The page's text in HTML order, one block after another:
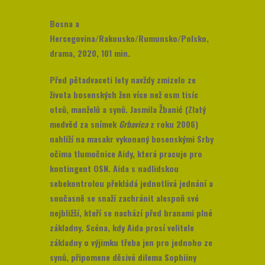
Bosna a
Hercegovina/Rakousko/Rumunsko/Polsko,
drama, 2020, 101 min.
Před pětadvaceti lety navždy zmizelo ze
života bosenských žen více než osm tisíc
otců, manželů a synů. Jasmila Žbanić (Zlatý
medvěd za snímek Grbavicaz roku 2006)
nahlíží na masakr vykonaný bosenskými Srby
očima tlumočnice Aidy, která pracuje pro
kontingent OSN. Aida s nadlidskou
sebekontrolou překládá jednotlivá jednání a
současně se snaží zachránit alespoň své
nejbližší, kteří se nachází před branami plné
základny. Scéna, kdy Aida prosí velitele
základny o výjimku třeba jen pro jednoho ze
synů, připomene děsivé dilema Sophiiny